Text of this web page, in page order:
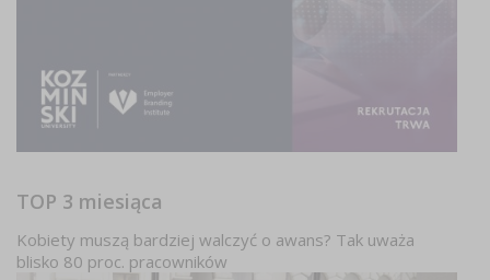
TOP 3 miesiąca
Kobiety muszą bardziej walczyć o awans? Tak uważa
blisko 80 proc. pracowników